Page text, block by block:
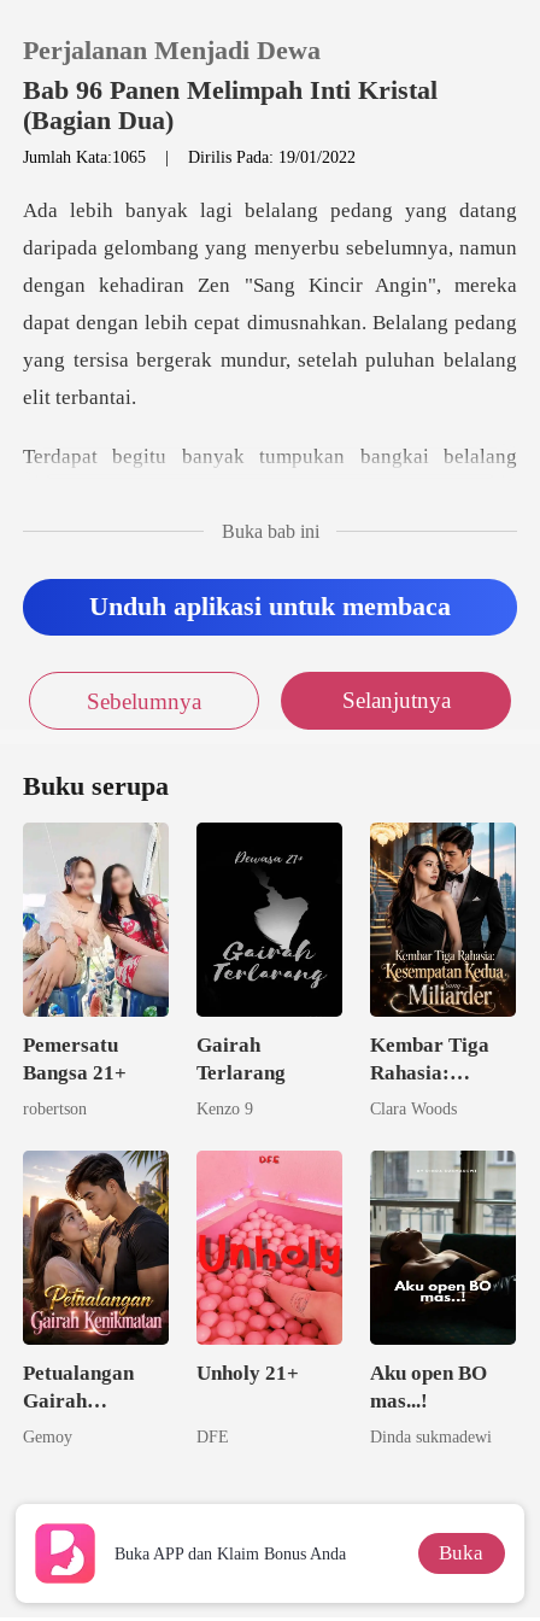
Pengisian Ulang
Riwayat Membaca
Keluar
Unduh Aplikasi
Perjalanan Menjadi Dewa
Bab 96 Panen Melimpah Inti Kristal
(Bagian Dua)
Jumlah Kata:1065 |Dirilis Pada: 19/01/2022
ya, namun
dengan kehadiran Zen "Sang Kincir Angin", mereka
dapat dengan lebih cepat dimusna
umpukan bangkai belalang
Buka bab ini
Unduh aplikasi untuk membaca
Sebelumnya Selanjutnya
Buku serupa
Pemersatu
Bangsa 21+
robertson
Gairah
Terlarang
Kenzo 9
Kembar Tiga
Rahasia:
Kesempatan
Miliarder
Clara Woods
Petualangan
Gairah
Kenikmatan
Gemoy
Unholy 21+
DFE
Aku open BO
mas...!
Dinda sukmadewi
Buka APP dan Klaim Bonus Anda Buka